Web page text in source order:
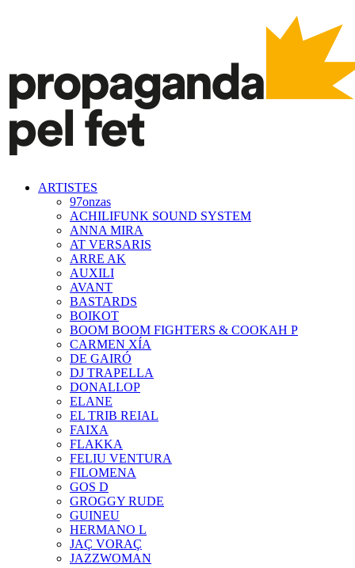
ARTISTES
97onzas
ACHILIFUNK SOUND SYSTEM
ANNA MIRA
AT VERSARIS
ARRE AK
AUXILI
AVANT
BASTARDS
BOIKOT
BOOM BOOM FIGHTERS & COOKAH P
CARMEN XÍA
DE GAIRÓ
DJ TRAPELLA
DONALLOP
ELANE
EL TRIB REIAL
FAIXA
FLAKKA
FELIU VENTURA
FILOMENA
GOS D
GROGGY RUDE
GUINEU
HERMANO L
JAÇ VORAÇ
JAZZWOMAN